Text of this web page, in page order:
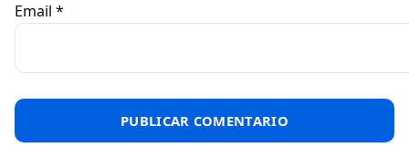
Email *